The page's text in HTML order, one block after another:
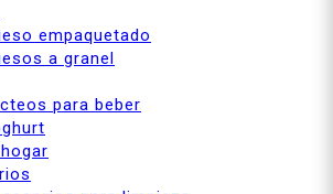
empaquetado
a granel
para beber